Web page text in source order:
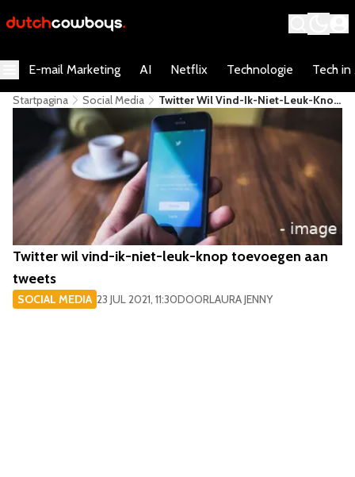
E-mail Marketing AI Netflix Technologie Tech in
Startpagina Social Media
Twitter Wil Vind-Ik-Niet-Leuk-Knop
Toevoegen Aan Tweets
Twitter wil vind-ik-niet-leuk-knop toevoegen aan
tweets
SOCIAL MEDIA 23 JUL 2021, 11:30DOORLAURA JENNY